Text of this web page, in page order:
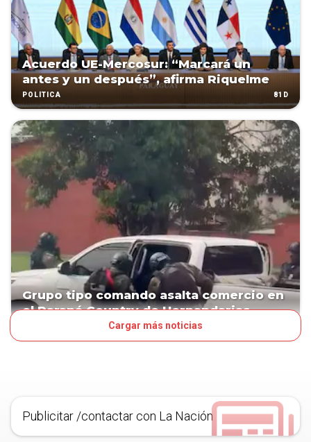
Acuerdo UE-Mercosur: “Marcará un
antes y un después”, afirma Riquelme
POLÍTICA 81D
Grupo tipo comando asalta comercio en
el Paraná Country de Hernandarias
Cargar más noticias
Publicitar /contactar con La Nación